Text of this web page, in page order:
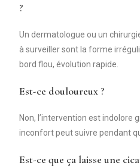
?
Un dermatologue ou un
à surveiller sont la forme
bord flou, évolution rapide.
Est-ce douloureux ?
Non, l’intervention est indolore
inconfort peut suivre pendant
Est-ce que ça laisse une